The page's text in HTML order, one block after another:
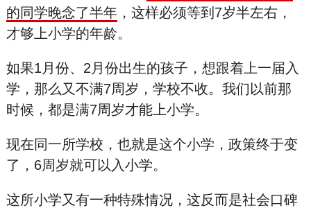
的同学晚念了半年，这样必须等到7岁半左右，
才够上小学的年龄。
如果1月份、2月份出生的孩子，想跟着上一届入
学，那么又不满7周岁，学校不收。我们以前那
时候，都是满7周岁才能上小学。
现在同一所学校，也就是这个小学，政策终于变
了，6周岁就可以入小学。
这所小学又有一种特殊情况，这反而是社会口碑